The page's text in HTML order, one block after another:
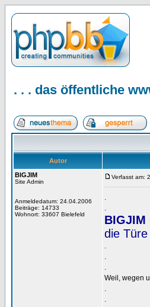
. . . das öffentliche
Autor
BIGJIM
Site Admin
Anmeldedatum: 24.04.2006
Beiträge: 14733
Wohnort: 33607 Bielefeld
Verfasst am:
.
.
BIGJIM
die
.
.
.
Weil, wegen
.
.